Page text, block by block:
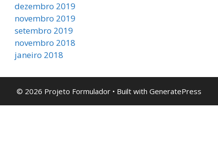
dezembro 2019
novembro 2019
setembro 2019
novembro 2018
janeiro 2018
© 2026 Projeto Formulador • Built with GeneratePress